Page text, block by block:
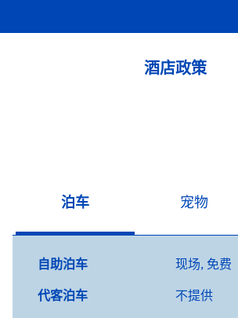
酒店政策
泊车 宠物
自助泊车 现场, 免费
代客泊车
不提供